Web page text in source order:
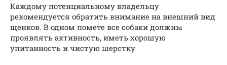
Каждому потенциальному владельцу
рекомендуется обратить внимание на внешний вид
щенков. В одном помете все собаки должны
проявлять активность, иметь хорошую
упитанность и чистую шерстку